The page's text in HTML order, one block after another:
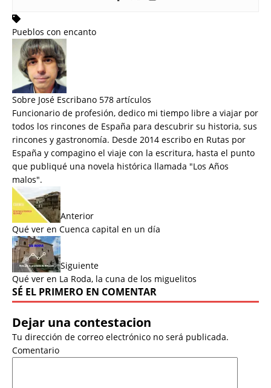
Pueblos con encanto
Sobre José Escribano 578 artículos
Funcionario de profesión, dedico mi tiempo libre a viajar por
todos los rincones de España para descubrir su historia, sus
rincones y gastronomía. Desde 2014 escribo en Rutas por
España y compagino el viaje con la escritura, hasta el punto
que publiqué una novela histórica llamada "Los Años
malos".
Anterior
Qué ver en Cuenca capital en un día
Siguiente
Qué ver en La Roda, la cuna de los miguelitos
SÉ EL PRIMERO EN COMENTAR
Dejar una contestacion
Tu dirección de correo electrónico no será publicada.
Comentario